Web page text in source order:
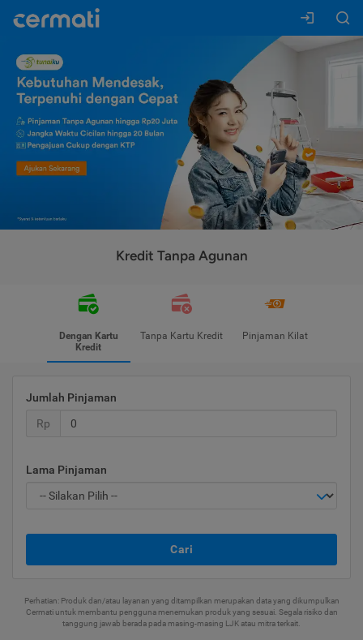
Kredit Tanpa Agunan
Dengan Kartu
Kredit
Tanpa Kartu Kredit Pinjaman Kilat
Jumlah Pinjaman
Rp
Lama Pinjaman
Cari
Perhatian: Produk dan/atau layanan yang ditampilkan merupakan data yang dikumpulkan
Cermati untuk membantu pengguna menemukan produk yang sesuai. Segala risiko dan
tanggung jawab berada pada masing-masing LJK atau mitra terkait.